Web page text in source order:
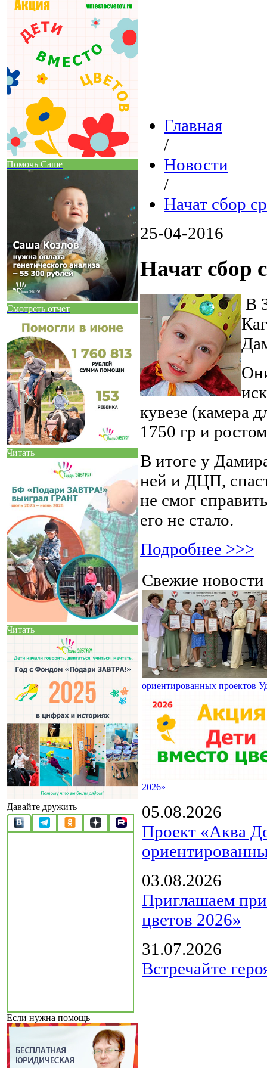
Помочь Саше
Смотреть отчет
Читать
Читать
Давайте дружить
Если нужна помощь
Главная
/
Новости
/
Начат сбор
25-04-2016
Начат сбор
В
кувезе (камера
1750 гр и
В итоге у
ней и ДЦП,
не смог
его не стало.
Подробнее >>>
Свежие
ориентированных проектов
2026»
05.08.2026
Проект «Аква
03.08.2026
Приглашаем
цветов 2026»
31.07.2026
Встречайте